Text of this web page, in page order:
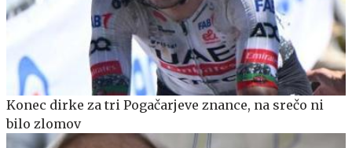
Konec dirke za tri Pogačarjeve znance, na srečo ni
bilo zlomov